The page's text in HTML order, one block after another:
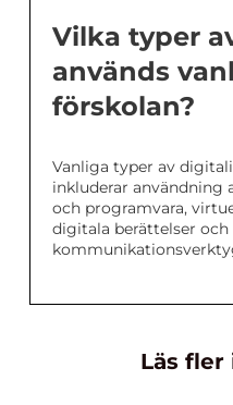
Vilka typer
används
förskolan?
Vanliga typer av
inkluderar användning
och programvara,
digitala berättelser
Läs fler